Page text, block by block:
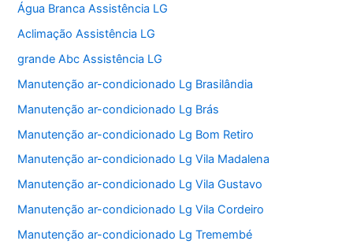
Água Branca Assistência LG
Aclimação Assistência LG
grande Abc Assistência LG
Manutenção ar-condicionado Lg Brasilândia
Manutenção ar-condicionado Lg Brás
Manutenção ar-condicionado Lg Bom Retiro
Manutenção ar-condicionado Lg Vila Madalena
Manutenção ar-condicionado Lg Vila Gustavo
Manutenção ar-condicionado Lg Vila Cordeiro
Manutenção ar-condicionado Lg Tremembé